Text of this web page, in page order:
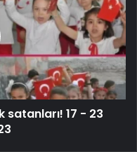
satanları! 17 - 23